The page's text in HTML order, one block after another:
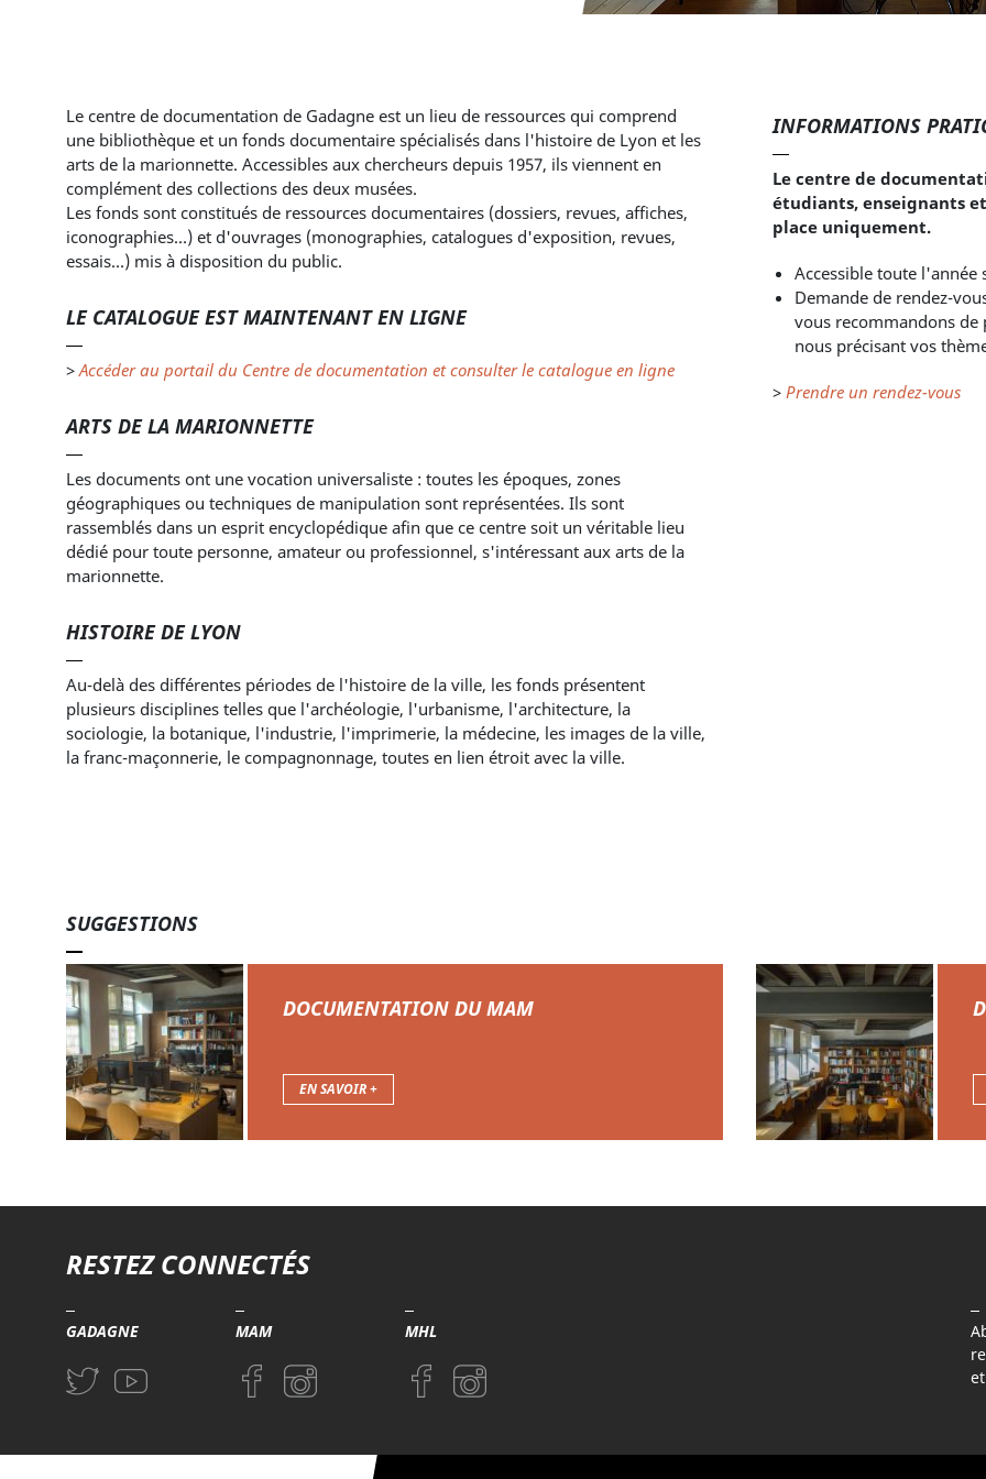
Le centre de documentation de Gadagne est un lieu de ressources qui comprend
une bibliothèque et un fonds documentaire spécialisés dans l'histoire de Lyon et les
arts de la marionnette. Accessibles aux chercheurs depuis 1957, ils viennent en
complément des collections des deux musées.
Les fonds sont constitués de ressources documentaires (dossiers, revues, affiches,
iconographies...) et d'ouvrages (monographies, catalogues d'exposition, revues,
essais...) mis à disposition du public.
LE CATALOGUE EST MAINTENANT EN LIGNE
>Accéder au portail du Centre de documentation et consulter le catalogue en ligne
ARTS DE LA MARIONNETTE
Les documents ont une vocation universaliste : toutes les époques, zones
géographiques ou techniques de manipulation sont représentées. Ils sont
rassemblés dans un esprit encyclopédique afin que ce centre soit un véritable lieu
dédié pour toute personne, amateur ou professionnel, s'intéressant aux arts de la
marionnette.
HISTOIRE DE LYON
Au-delà des différentes périodes de l'histoire de la ville, les fonds présentent
plusieurs disciplines telles que l'archéologie, l'urbanisme, l'architecture, la
sociologie, la botanique, l'industrie, l'imprimerie, la médecine, les images de la ville,
la franc-maçonnerie, le compagnonnage, toutes en lien étroit avec la ville.
INFORMATIONS
Le centre de
étudiants, enseignants
place uniquement.
Accessible toute l'année
Demande de rendez-
vous recommandons de
nous précisant vos
> Prendre un rendez-vous
SUGGESTIONS
DOCUMENTATION DU MAM
EN SAVOIR +
RESTEZ CONNECTÉS
GADAGNE
Aller sur la page Twitter (nouvelle fenetre)
Aller sur la page Youtube (nouvelle fenetre)
MAM
Aller sur la page Facebook (nouvelle fenetre)
Aller sur la page Instagram (nouvelle fenetre)
MHL
Aller sur la page Facebook (nouvelle fenetre)
Aller sur la page Instagram (nouvelle fenetre)